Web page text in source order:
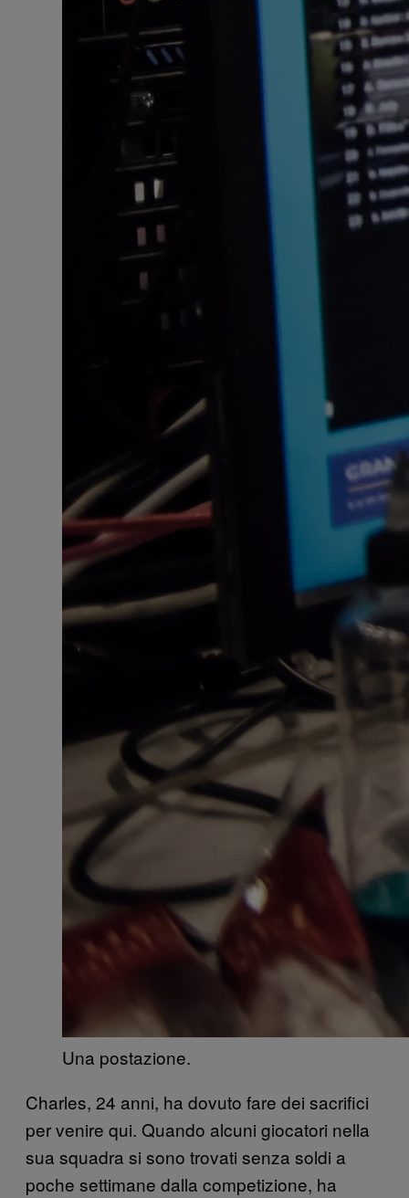
Una postazione.
Charles, 24 anni, ha dovuto fare dei sacrifici
per venire qui. Quando alcuni giocatori nella
sua squadra si sono trovati senza soldi a
poche settimane dalla competizione, ha